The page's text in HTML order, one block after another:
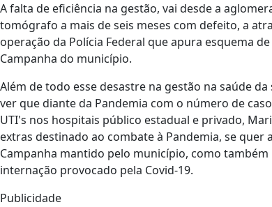
A falta de eficiência na gestão, vai desde a
tomógrafo a mais de seis meses com defeito, a
operação da Polícia Federal que apura esquema
Campanha do município.
Além de todo esse desastre na gestão na saúde
ver que diante da Pandemia com o número de
UTI's nos hospitais público estadual e privado,
extras destinado ao combate à Pandemia, se
Campanha mantido pelo município, como
internação provocado pela Covid-19.
Publicidade